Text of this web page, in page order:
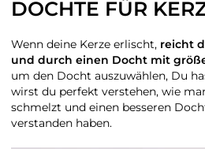
DOCHTE FÜR
Wenn deine Kerze erlischt, reicht
und durch einen Docht mit
um den Docht auszuwählen, Du
wirst du perfekt verstehen, wie
schmelzt und einen besseren
verstanden haben.